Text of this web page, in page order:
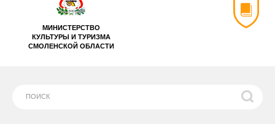
МИНИСТЕРСТВО
КУЛЬТУРЫ И ТУРИЗМА
СМОЛЕНСКОЙ ОБЛАСТИ